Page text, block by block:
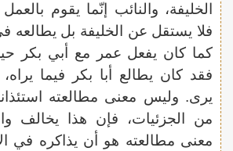
الخليفة، والنائب إنّما يقوم
فلا يستقل عن الخليفة بل يطالعه
كما كان يفعل عمر مع أبي بكر
فقد كان يطالع أبا بكر فيما
يرى. وليس معنى مطالعته
من الجزئيات، فإن هذا يخالف
معنى مطالعته هو أن يذاكره في